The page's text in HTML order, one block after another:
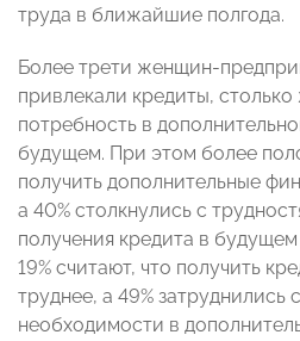
труда в ближайшие полгода.
Более трети женщин-
привлекали кредиты,
потребность в
будущем. При этом более
получить дополнительные
а 40% столкнулись с
получения кредита в
19% считают, что получить
труднее, а 49% затруднились
необходимости в